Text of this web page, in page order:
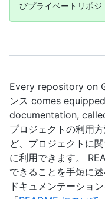
びプライベートリポジ
Every repository on
ンス comes
documentation,
プロジェクトの利用
ど、プロジェクトに
に利用できます。
できることを手短に
ドキュメンテーショ